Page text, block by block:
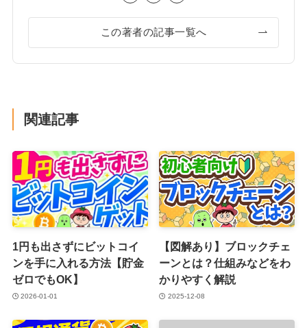
この著者の記事一覧へ
関連記事
1円も出さずにビットコイ
ンを手に入れる方法【貯金
ゼロでもOK】
2026-01-01
【図解あり】ブロックチェ
ーンとは？仕組みなどをわ
かりやすく解説
2025-12-08